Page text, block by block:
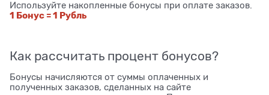
Используйте накопленные бонусы при оплате заказов.
1 Бонус = 1 Рубль
Как рассчитать процент бонусов?
Бонусы начисляются от суммы оплаченных и
полученных заказов, сделанных на сайте